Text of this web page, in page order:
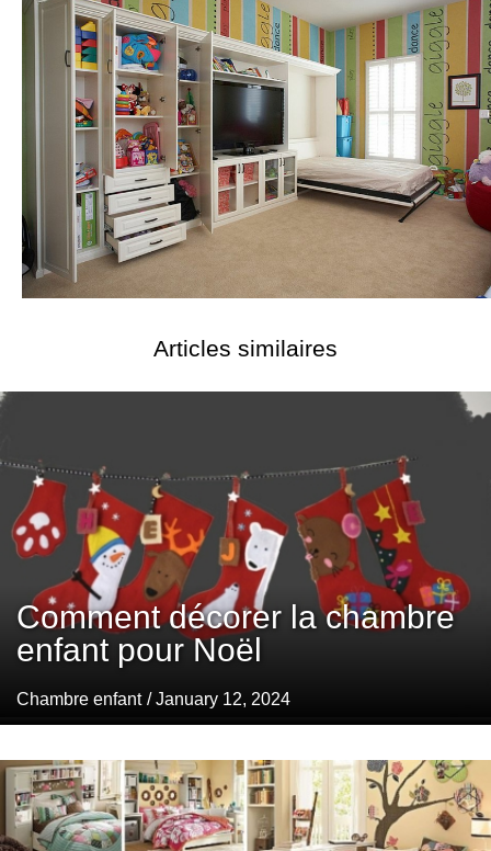
Articles similaires
Comment décorer la chambre
enfant pour Noël
Chambre enfant / January 12, 2024